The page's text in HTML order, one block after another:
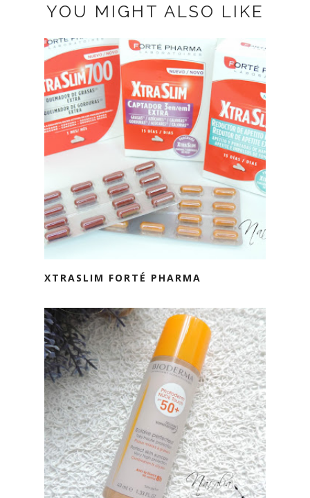
YOU MIGHT ALSO LIKE
XTRASLIM FORTÉ PHARMA